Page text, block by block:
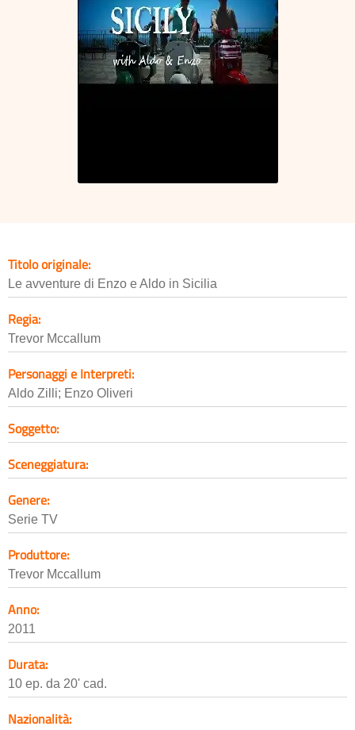
Titolo originale:
Le avventure di Enzo e Aldo in Sicilia
Regia:
Trevor Mccallum
Personaggi e Interpreti:
Aldo Zilli; Enzo Oliveri
Soggetto:
Sceneggiatura:
Genere:
Serie TV
Produttore:
Trevor Mccallum
Anno:
2011
Durata:
10 ep. da 20' cad.
Nazionalità: